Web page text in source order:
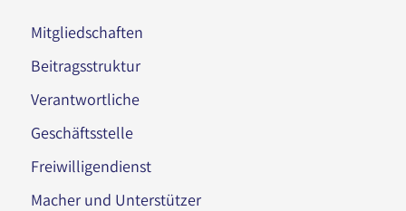
Mitgliedschaften
Beitragsstruktur
Verantwortliche
Geschäftsstelle
Freiwilligendienst
Macher und Unterstützer